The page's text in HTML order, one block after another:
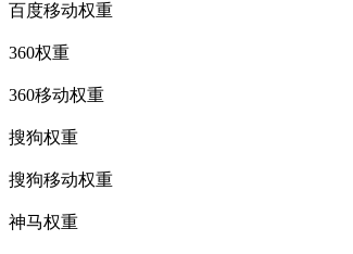
百度移动权重
360权重
360移动权重
搜狗权重
搜狗移动权重
神马权重